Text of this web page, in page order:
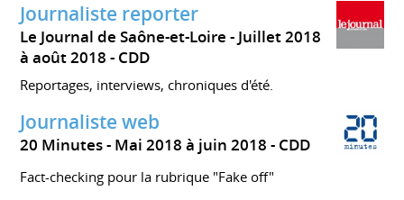
Journaliste reporter
Le Journal de Saône-et-Loire
Juillet 2018
à août 2018 CDD
Reportages, interviews, chroniques d'été.
Journaliste web
20 Minutes Mai 2018 à juin 2018 CDD
Fact-checking pour la rubrique "Fake off"